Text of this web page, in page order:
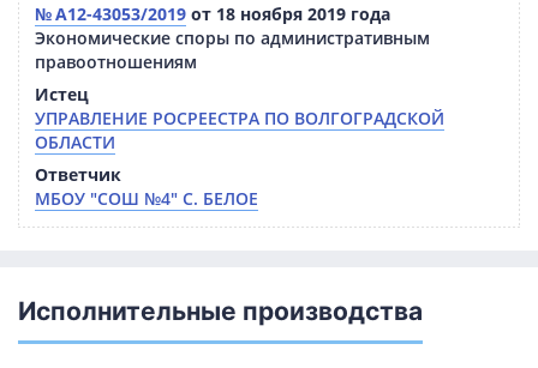
№ А12-43053/2019 от 18 ноября 2019 года
Экономические споры по административным
правоотношениям
Истец
УПРАВЛЕНИЕ РОСРЕЕСТРА ПО ВОЛГОГРАДСКОЙ
ОБЛАСТИ
Ответчик
МБОУ "СОШ №4" С. БЕЛОЕ
Исполнительные производства